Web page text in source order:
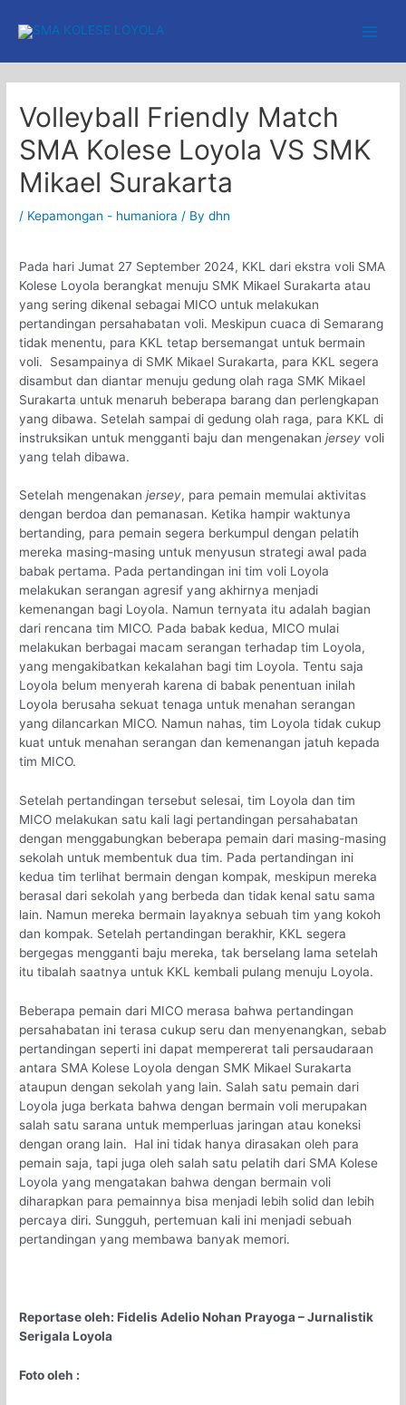
Volleyball Friendly Match
SMA Kolese Loyola VS SMK
Mikael Surakarta
/ Kepamongan - humaniora / Bydhn
Pada hari Jumat 27 September 2024, KKL dari ekstra voli SMA
Kolese Loyola berangkat menuju SMK Mikael Surakarta atau
yang sering dikenal sebagai MICO untuk melakukan
pertandingan persahabatan voli. Meskipun cuaca di Semarang
tidak menentu, para KKL tetap bersemangat untuk bermain
voli. Sesampainya di SMK Mikael Surakarta, para KKL segera
disambut dan diantar menuju gedung olah raga SMK Mikael
Surakarta untuk menaruh beberapa barang dan perlengkapan
yang dibawa. Setelah sampai di gedung olah raga, para KKL di
instruksikan untuk mengganti baju dan mengenakanjersey voli
yang telah dibawa.
Setelah mengenakanjersey, para pemain memulai aktivitas
dengan berdoa dan pemanasan. Ketika hampir waktunya
bertanding, para pemain segera berkumpul dengan pelatih
mereka masing-masing untuk menyusun strategi awal pada
babak pertama. Pada pertandingan ini tim voli Loyola
melakukan serangan agresif yang akhirnya menjadi
kemenangan bagi Loyola. Namun ternyata itu adalah bagian
dari rencana tim MICO. Pada babak kedua, MICO mulai
melakukan berbagai macam serangan terhadap tim Loyola,
yang mengakibatkan kekalahan bagi tim Loyola. Tentu saja
Loyola belum menyerah karena di babak penentuan inilah
Loyola berusaha sekuat tenaga untuk menahan serangan
yang dilancarkan MICO. Namun nahas, tim Loyola tidak cukup
kuat untuk menahan serangan dan kemenangan jatuh kepada
tim MICO.
Setelah pertandingan tersebut selesai, tim Loyola dan tim
MICO melakukan satu kali lagi pertandingan persahabatan
dengan menggabungkan beberapa pemain dari masing-masing
sekolah untuk membentuk dua tim. Pada pertandingan ini
kedua tim terlihat bermain dengan kompak, meskipun mereka
berasal dari sekolah yang berbeda dan tidak kenal satu sama
lain. Namun mereka bermain layaknya sebuah tim yang kokoh
dan kompak. Setelah pertandingan berakhir, KKL segera
bergegas mengganti baju mereka, tak berselang lama setelah
itu tibalah saatnya untuk KKL kembali pulang menuju Loyola.
Beberapa pemain dari MICO merasa bahwa pertandingan
persahabatan ini terasa cukup seru dan menyenangkan, sebab
pertandingan seperti ini dapat mempererat tali persaudaraan
antara SMA Kolese Loyola dengan SMK Mikael Surakarta
ataupun dengan sekolah yang lain. Salah satu pemain dari
Loyola juga berkata bahwa dengan bermain voli merupakan
salah satu sarana untuk memperluas jaringan atau koneksi
dengan orang lain. Hal ini tidak hanya dirasakan oleh para
pemain saja, tapi juga oleh salah satu pelatih dari SMA Kolese
Loyola yang mengatakan bahwa dengan bermain voli
diharapkan para pemainnya bisa menjadi lebih solid dan lebih
percaya diri. Sungguh, pertemuan kali ini menjadi sebuah
pertandingan yang membawa banyak memori.
Reportase oleh: Fidelis Adelio Nohan Prayoga – Jurnalistik
Serigala Loyola
Foto oleh :